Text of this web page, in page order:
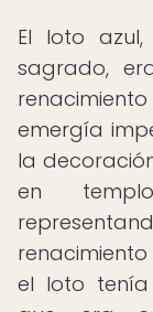
El loto
sagrado,
emergía
la
en
el loto